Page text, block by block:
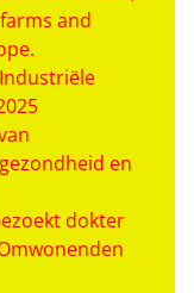
and
en
dokter